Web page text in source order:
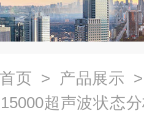
首页 > 产品展示
超声波状态